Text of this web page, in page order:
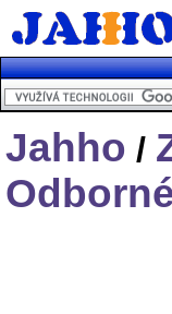
Jahho /